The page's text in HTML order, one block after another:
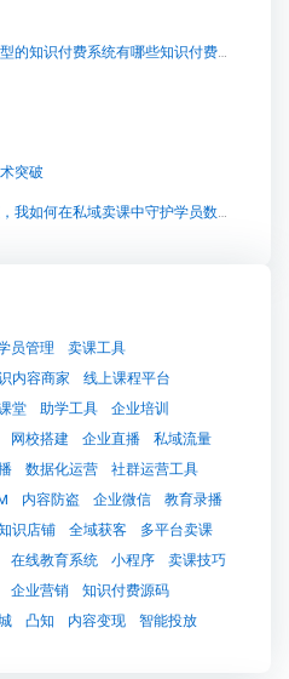
大型的知识付费系统有哪些【大型的知识付费系统有哪些知识付费系统系统怎么制作，知识付费系统搭建使用教程】
突破
当平台抽佣与课程下架成为常态，我如何在私域卖课中守护学员数据？
员管理
卖课工具
内容商家
线上课程平台
堂 助学工具
企业培训
网校搭建 企业直播
私域流量
数据化运营
社群运营工具
内容防盗 企业微信
教育录播
识店铺 全域获客
多平台卖课
在线教育系统 小程序
卖课技巧
企业营销
知识付费源码
凸知 内容变现 智能投放